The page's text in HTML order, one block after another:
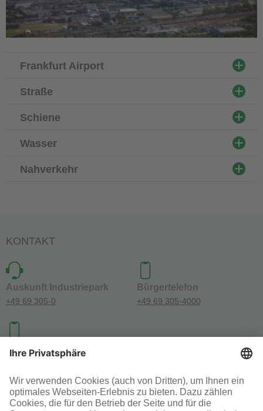
Frankfurt Airport
Straße
Schiene
Wasser
Nahverkehr
KONTAKT
Auskunft Industriepark
+49 69 305-0
Bürgertelefon
+49 69 305-4000
Investoren-Kontakt
+49 69 305-46300
SOCIAL MEDIA